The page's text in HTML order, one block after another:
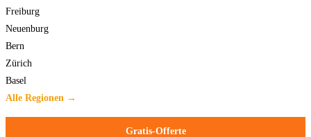
Freiburg
Neuenburg
Bern
Zürich
Basel
Alle Regionen →
Gratis-Offerte